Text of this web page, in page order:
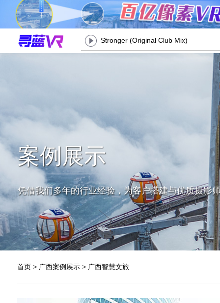
Stronger (Original Club Mix)
案例展示
凭借我们多年的行业经验，为客户搭建与优质摄影
首页 > 广西案例展示 > 广西智慧文旅